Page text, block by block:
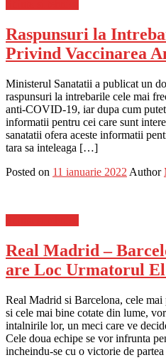
Raspunsuri la
Privind Vaccinarea
Ministerul Sanatatii a publicat un
raspunsuri la intrebarile cele mai
anti-COVID-19, iar dupa cum
informatii pentru cei care sunt
sanatatii ofera aceste informatii
tara sa inteleaga […]
Posted on 11 ianuarie 2022 Author
Real Madrid –
are Loc Urmatorul
Real Madrid si Barcelona, cele
si cele mai bine cotate din lume,
intalnirile lor, un meci care ve
Cele doua echipe se vor infrunta
incheindu-se cu o victorie de